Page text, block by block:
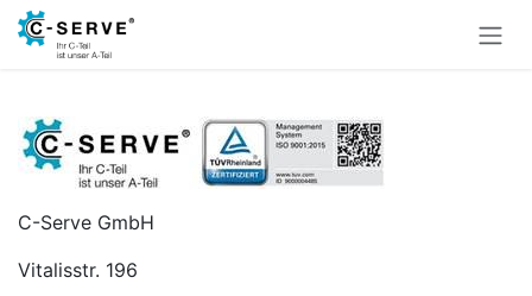
Zum Inhalt springen
C-Serve GmbH
Vitalisstr. 196